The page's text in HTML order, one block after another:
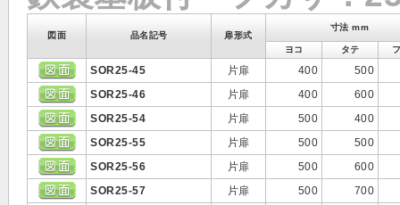
図面 品名記号 扉形式
寸法 mm
ヨコ タテ
SOR25-45 片扉 400
500
SOR25-46
片扉 400
600
SOR25-54
片扉 500
400
SOR25-55
片扉 500
500
SOR25-56
片扉 500
600
SOR25-57
片扉 500
700